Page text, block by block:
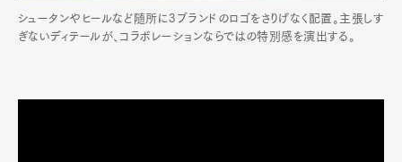
シュータンやヒールなど随所に3ブランドのロゴをさりげなく配置。主張しす
ぎないディテールが、コラボレーションならではの特別感を演出する。